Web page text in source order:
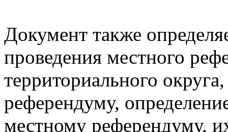
Документ также
проведения местного
территориального
референдуму,
местному референдуму,